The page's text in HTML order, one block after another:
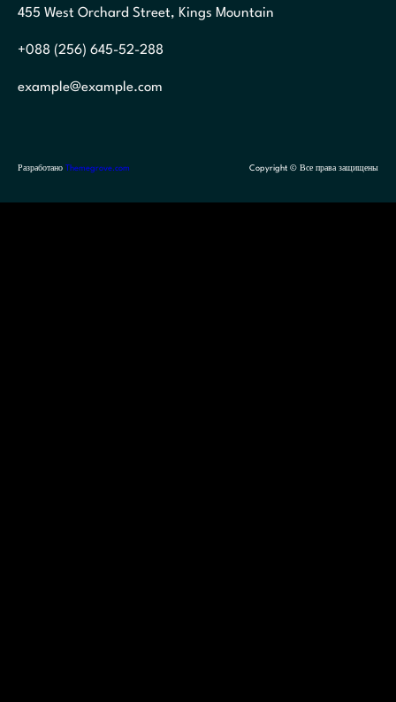
455 West Orchard Street, Kings Mountain
+088 (256) 645-52-288
example@example.com
Разработано Themegrove.com Copyright © Все права защищены